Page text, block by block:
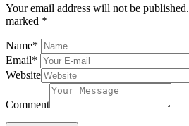
Your email address will not be published.
marked *
Name*
Email*
Website
Comment